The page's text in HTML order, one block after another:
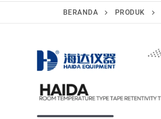
BERANDA PRODUK